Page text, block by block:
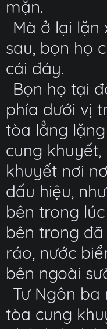
mặn.
Mà ở lại lặn
sau, bọn họ
cái đáy.
Bọn họ tại
phía dưới vị
tòa lẳng
cung
khuyết nơi
dấu hiệu,
bên trong
bên trong
ráo, nước
bên ngoài
Tư Ngôn
tòa cung